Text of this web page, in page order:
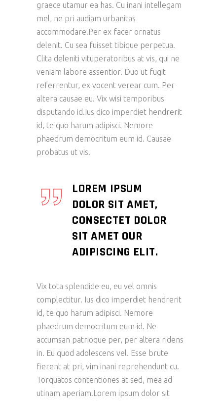
graece utamur ea has. Cu inani intellegam
mel, ne pri audiam urbanitas
accommodare.Per ex facer ornatus
delenit. Cu sea fuisset tibique perpetua.
Clita deleniti vituperatoribus at vis, qui ne
veniam labore assentior. Duo ut fugit
referrentur, ex vocent verear cum. Per
altera causae eu. Vix wisi temporibus
disputando id.Ius dico imperdiet hendrerit
id, te quo harum adipisci. Nemore
phaedrum democritum eum id. Causae
probatus ut vis.
LOREM IPSUM
DOLOR SIT AMET,
CONSECTET DOLOR
SIT AMET OUR
ADIPISCING ELIT.
Vix tota splendide eu, eu vel omnis
complectitur. Ius dico imperdiet hendrerit
id, te quo harum adipisci. Nemore
phaedrum democritum eum id. Ne
accumsan patrioque per, per altera ridens
in. Eu quod adolescens vel. Esse brute
fierent at pri, vim inani reprehendunt cu.
Torquatos contentiones at sed, mea ad
utinam aperiam.Lorem ipsum dolor sit